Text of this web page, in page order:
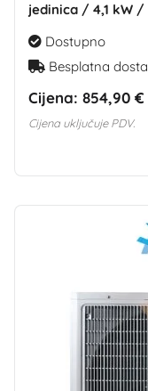
jedinica / 4,1 kW
Dostupno
Besplatna
Cijena: 854,90 €
Cijena uključuje PDV.